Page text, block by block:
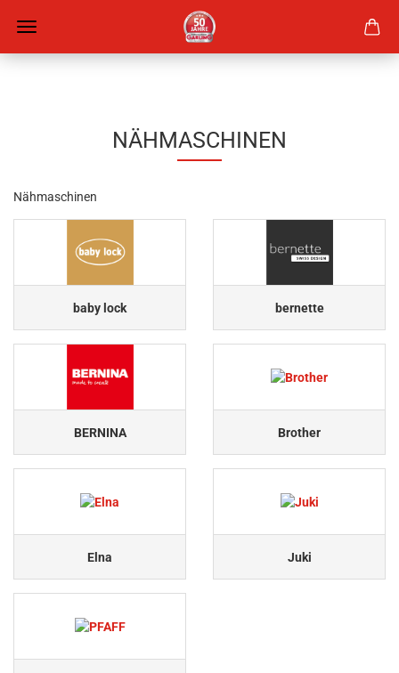
NÄHMASCHINEN
Nähmaschinen
baby lock bernette
BERNINA Brother
Elna Juki